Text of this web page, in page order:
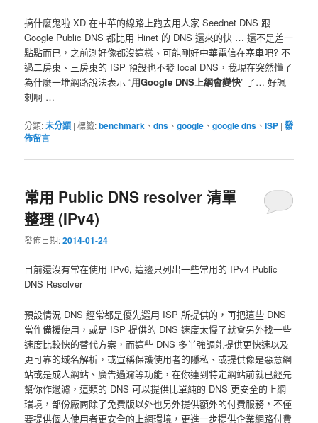
搞什麼鬼啦 XD 在中華的線路上跑去用人家 Seednet DNS 跟
Google Public DNS 都比用 Hinet 的 DNS 還來的快 … 還不是差一
點點而已，之前測好像都沒這樣、可能剛好中華電信在塞車吧? 不
過二房東、三房東的 ISP 預設也不發 local DNS，我現在突然懂了
為什麼一堆網路說法表示 “用Google DNS上網會變快” 了… 好諷
刺啊 …
分類:未分類 |標籤:benchmark 、dns 、google 、google dns 、ISP |發
佈留言
常用 Public DNS resolver 清單
整理 (IPv4)
發佈日期:2014-01-24
目前還沒有常在使用 IPv6, 這邊只列出一些常用的 IPv4 Public
DNS Resolver
預設情況 DNS 經常都是優先選用 ISP 所提供的，再把這些 DNS
當作備援使用，或是 ISP 提供的 DNS 速度太慢了就會另外找一些
速度比較快的替代方案，而這些 DNS 多半強調能提供更快速以及
更可靠的域名解析，或宣稱保護使用者的隱私、或提供像是惡意網
站或是成人網站、廣告過濾等功能，在你連到特定網站前就已經先
幫你作過濾，這類的 DNS 可以提供比單純的 DNS 更安全的上網
環境，部份廠商除了免費版以外也另外提供額外的付費服務，不僅
要提供個人使用者更安全的上網環境，更進一步提供企業網路付費